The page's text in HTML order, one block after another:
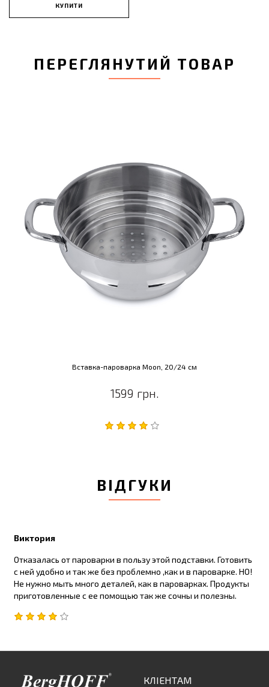
КУПИТИ
ПЕРЕГЛЯНУТИЙ ТОВАР
Вставка-пароварка Moon, 20/24 см
1599 грн.
ВІДГУКИ
Виктория
Отказалась от пароварки в пользу этой подставки. Готовить
с ней удобно и так же без проблемно ,как и в пароварке. НО!
Не нужно мыть много деталей, как в пароварках. Продукты
приготовленные с ее помощью так же сочны и полезны.
КЛІЕНТАМ